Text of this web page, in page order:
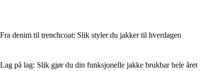
Fra denim til trenchcoat: Slik styler du jakker til hverdagen
Lag på lag: Slik gjør du din funksjonelle jakke brukbar hele året